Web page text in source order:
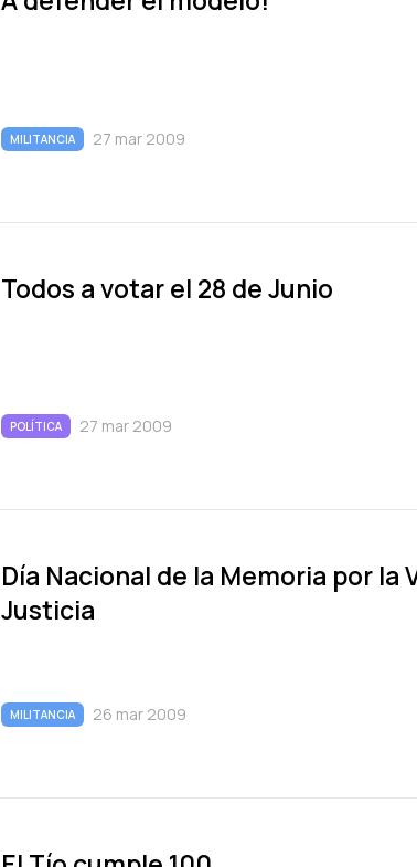
MILITANCIA 27 mar 2009
Todos a votar el 28 de Junio
POLÍTICA 27 mar 2009
Dí­a Nacional de la Memoria por la
Justicia
MILITANCIA 26 mar 2009